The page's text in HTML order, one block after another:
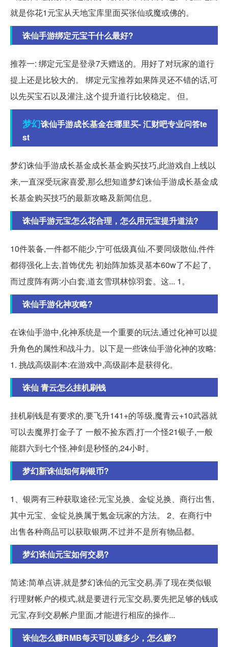
就是你花1元宝从天地宝库里面买张仙或魔或佛的。
诛仙手游绑定元宝干什么最好?
推荐一: 绑定元宝是登录7天赠送的。用好了对玩家的道行
提上还是比较大的。 绑定元宝推荐如果阵灵还不错的话,可
以先买宝石以及灌注,这个提升道行比较稳定。 但。
梦幻诛仙手游成长基金在哪里买- 汇财吧专业问答te
st
梦幻诛仙手游成长基金成长基金购买技巧,此游戏自上线以
来,一直深受玩家喜爱,那么想知道梦幻诛仙手游成长基金成
长基金购买技巧的最新攻略及新闻信息。
诛仙手游元宝怎么花合理，怎么用元宝提升道法?
10件装备,一件都不能少,宁可低级真仙,不要同级散仙,件件
都得强化上去,首饰优先 初始阵加炼灵基本60w了不起了,
而过度阵有两:小白套,道玄雪琪林惊羽套。这... 1。
诛仙手游化神攻略?
在诛仙手游中,化神系统是一个重要的玩法,通过化神可以提
升角色的属性和战斗力。以下是一些诛仙手游化神的攻略:
1. 挑战高级副本:在游戏中,高级副本是获得化。
诛仙 青云怎么挂机刷钱
挂机刷钱是有要求的,要飞升141+的等级,魔青云+10武器就
可以去魔界打金子了 一般不捡东西,打一个怪21银子,一般
能群六到七个怪,神剑是秒怪的,24小时。
梦幻新诛仙如何刷银币?
1、银两有三种获取途径:元宝兑换、金锭兑换、商行出售,
其中元宝、金锭兑换属于氪金玩家的方法。 2、在商行中
出售各种商品可以获取银两,不过并不是所有物品都。
梦幻诛仙元宝如何交易?
简述:简单点讲,就是梦幻诛仙的元宝交易,弄了现在类似银
行理财帐户的模式,就是要进行元宝交易,要先把足够的钱或
元宝,存到交易帐户里面,才能进行相应的操作...
诛仙怎么赚RMB每天可以赚多少，怎么赚?